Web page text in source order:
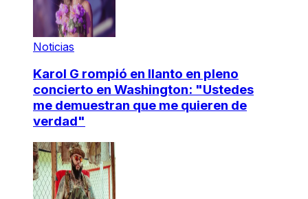
Noticias
Karol G rompió en llanto en pleno
concierto en Washington: "Ustedes
me demuestran que me quieren de
verdad"